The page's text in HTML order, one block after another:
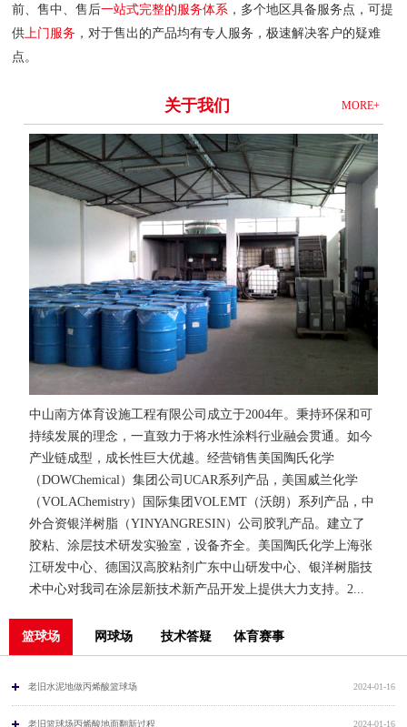
前、售中、售后一站式完整的服务体系 ，多个地区具备服务点，可提
供上门服务 ，对于售出的产品均有专人服务，极速解决客户的疑难
点。
MORE+
关于我们
中山南方体育设施工程有限公司成立于2004年。秉持环保和可
持续发展的理念，一直致力于将水性涂料行业融会贯通。如今
产业链成型，成长性巨大优越。经营销售美国陶氏化学
（DOWChemical）集团公司UCAR系列产品，美国威兰化学
（VOLAChemistry）国际集团VOLEMT（沃朗）系列产品，中
外合资银洋树脂（YINYANGRESIN）公司胶乳产品。建立了
胶粘、涂层技术研发实验室，设备齐全。美国陶氏化学上海张
江研发中心、德国汉高胶粘剂广东中山研发中心、银洋树脂技
术中心对我司在涂层新技术新产品开发上提供大力支持。2...
篮球场 网球场 技术答疑 体育赛事
2024-01-16
老旧水泥地做丙烯酸篮球场
2024-01-16
老旧篮球场丙烯酸地面翻新过程